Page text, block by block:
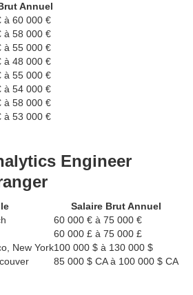
Annuel
à 60 000 €
à 58 000 €
à 55 000 €
à 48 000 €
à 55 000 €
à 54 000 €
à 58 000 €
à 53 000 €
Engineer
Salaire Brut Annuel
60 000 € à 75 000 €
60 000 £ à 75 000 £
New York100 000 $ à 130 000 $
85 000 $ CA à 100 000 $ CA